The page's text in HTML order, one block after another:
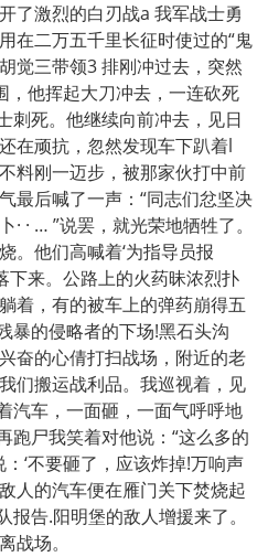
了激烈的白刃战a 我军战士勇
在二万五千里长征时使过的“鬼
觉三带领3 排刚冲过去，突然
，他挥起大刀冲去，一连砍死
刺死。他继续向前冲去，见日
在顽抗，忽然发现车下趴着l
料刚一迈步，被那家伙打中前
最后喊了一声：“同志们忿坚决
· … ”说罢，就光荣地牺牲了。
。他们高喊着‘为指导员报
下来。公路上的火药昧浓烈扑
着，有的被车上的弹药崩得五
暴的侵略者的下场!黑石头沟
奋的心倩打扫战场，附近的老
们搬运战利品。我巡视着，见
汽车，一面砸，一面气呼呼地
跑尸我笑着对他说：“这么多的
‘不要砸了，应该炸掉!万响声
人的汽车便在雁门关下焚烧起
告.阳明堡的敌人增援来了。
战场。